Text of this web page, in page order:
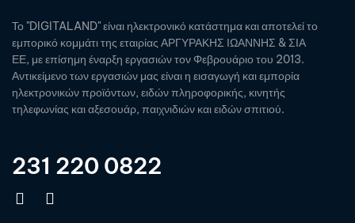
Το "DIGITALAND" είναι ηλεκτρονικό κατάστημα και αποτελεί το
εμπορικό κομμάτι της εταιρίας ΑΡΓΥΡΑΚΗΣ ΙΩΑΝΝΗΣ & ΣΙΑ
ΕΕ, με επίσημη έναρξη εργασιών τον Φεβρουάριο του 2013.
Αντικείμενο των εργασιών μας είναι η εισαγωγή και εμπορία
ηλεκτρονικών προϊόντων, ειδών πληροφορικής, κινητής
τηλεφωνίας και αξεσουάρ, παιχνιδιών και ειδών σπιτιού.
231 220 0822